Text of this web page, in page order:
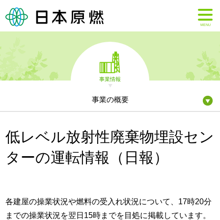
MENU
事業情報
事業の概要
低レベル放射性廃棄物埋設セン
ターの運転情報（日報）
各建屋の操業状況や燃料の受入れ状況について、17時20分
までの操業状況を翌日15時までを目処に掲載しています。